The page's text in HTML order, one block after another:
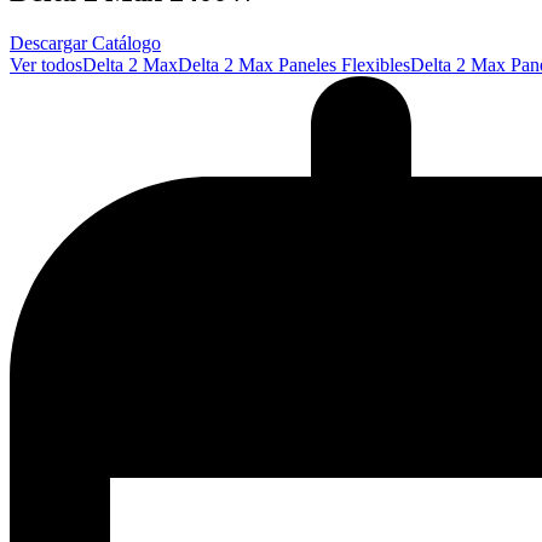
Descargar Catálogo
Ver todosDelta 2 MaxDelta 2 Max Paneles FlexiblesDelta 2 Max